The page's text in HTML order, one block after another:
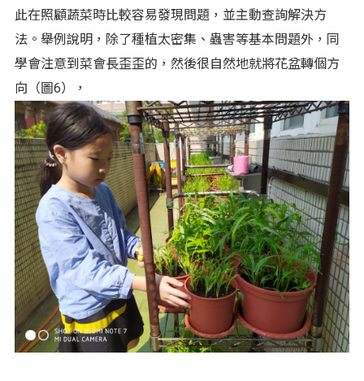
此在照顧蔬菜時比較容易發現問題，並主動查詢解決方
法。舉例說明，除了種植太密集、蟲害等基本問題外，同
學會注意到菜會長歪歪的，然後很自然地就將花盆轉個方
向（圖6），